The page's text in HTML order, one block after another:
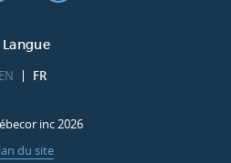
Langue
EN FR
inc 2026
du site